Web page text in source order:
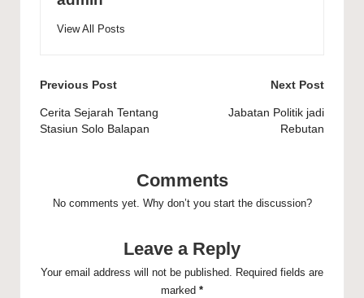
View All Posts
Post
navigation
Previous Post
Cerita Sejarah Tentang
Stasiun Solo Balapan
Next Post
Jabatan Politik jadi
Rebutan
Comments
No comments yet. Why don’t you start the discussion?
Leave a Reply
Your email address will not be published. Required fields are
marked *